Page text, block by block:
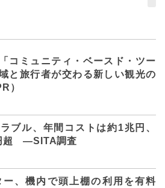
コミュニティ・ベースド・ツー
と旅行者が交わる新しい観光の
）
ブル、年間コストは約1兆円、
超 ―SITA調査
、機内で頭上棚の利用を有料